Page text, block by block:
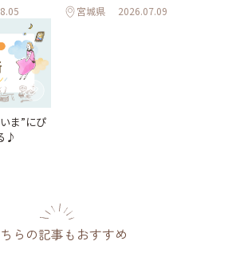
宮城県 2026.07.09
ま”にぴ
♪
らの記事もおすすめ